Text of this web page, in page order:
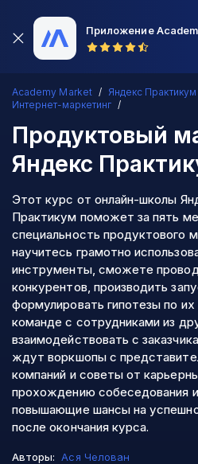
Приложение
Academy Market Яндекс Практикум
Интернет-маркетинг
Продуктовый
Яндекс
Этот курс от онлайн-школы
Практикум поможет за пять
специальность продуктового
научитесь грамотно
инструменты, сможете
конкурентов, производить
формулировать гипотезы по
команде с сотрудниками из
взаимодействовать с
ждут воркшопы с
компаний и советы от
прохождению собеседования
повышающие шансы на
после окончания курса.
Авторы: Ася Челован